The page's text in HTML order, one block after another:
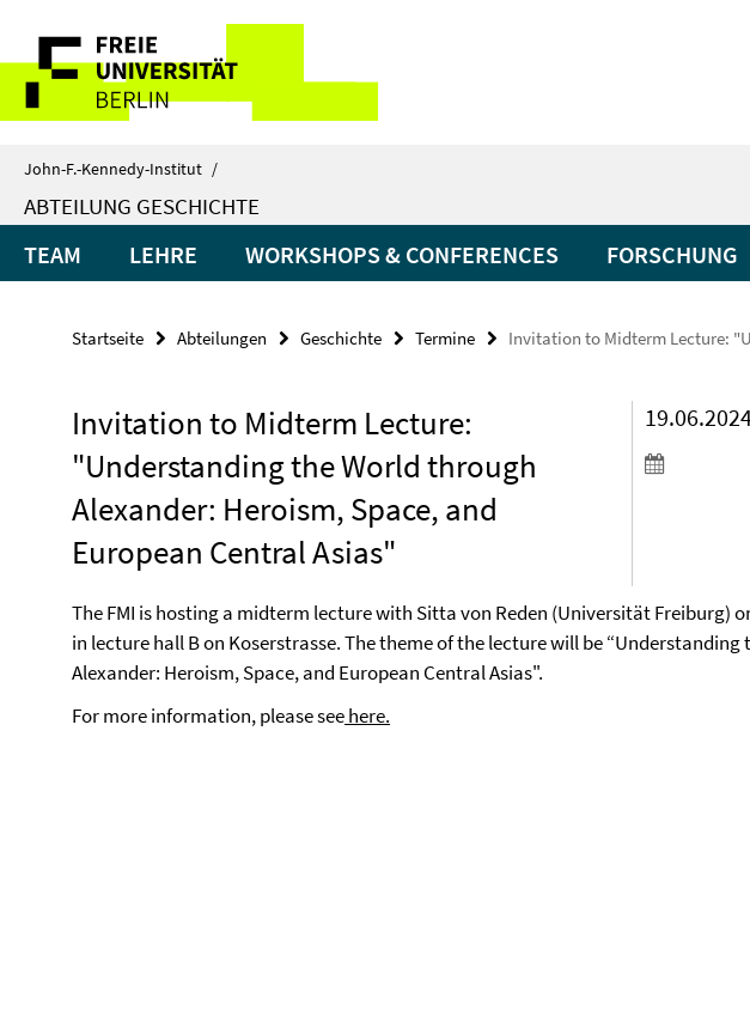
direkt
Inhalt
Service-
Navigation
John-F.-Kennedy-Institut /
ABTEILUNG GESCHICHTE
TEAM LEHRE WORKSHOPS & CONFERENCES FORSCHUNG
Startseite Abteilungen Geschichte Termine Invitation to Midterm Lecture:
Invitation to Midterm Lecture:
"Understanding the World through
Alexander: Heroism, Space, and
European Central Asias"
The FMI is hosting a midterm lecture with Sitta von Reden (Universität Freiburg)
in lecture hall B on Koserstrasse. The theme of the lecture will be
Alexander: Heroism, Space, and European Central Asias".
For more information, please seehere.